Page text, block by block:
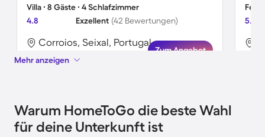
Villa ∙ 8 Gäste ∙ 4 Schlafzimmer
4.8
Exzellent (42 Bewertungen)
Corroios, Seixal, Portugal
Zum Angebot
5.0
Mehr anzeigen
Warum HomeToGo die beste Wahl
für deine Unterkunft ist